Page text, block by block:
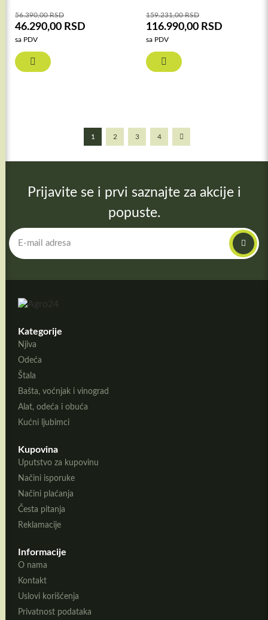
56.390,00RSD
46.290,00 RSD
sa PDV
159.231,00RSD
116.990,00 RSD
sa PDV
1 2 3 4
Prijavite se i prvi saznajte za akcije i
popuste.
Kategorije
Njiva
Odeća
Štala
Bašta, voćnjak i vinograd
Alat, odeća i obuća
Kućni ljubimci
Kupovina
Uputstvo za kupovinu
Načini isporuke
Načini plaćanja
Česta pitanja
Reklamacije
Informacije
O nama
Kontakt
Uslovi korišćenja
Privatnost podataka